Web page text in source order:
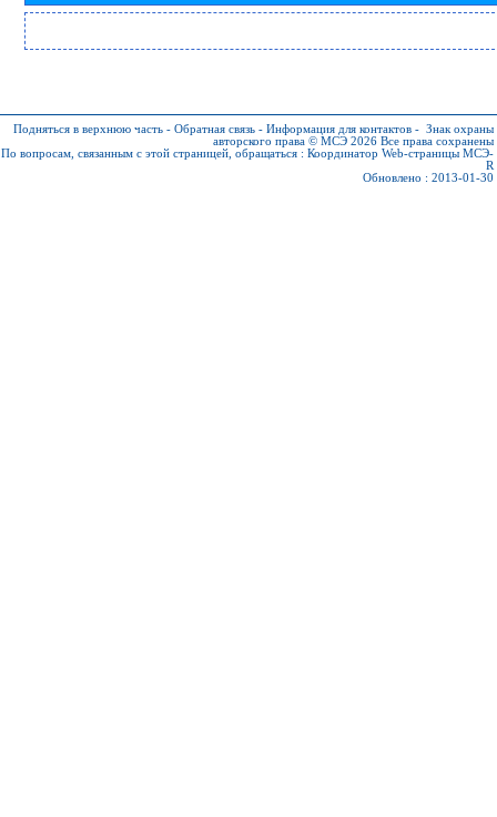
Подняться в верхнюю часть - Обратная связь - Информация для контактов - Знак охраны
авторского права © МСЭ 2026 Все права сохранены
По вопросам, связанным с этой страницей, обращаться : Координатор Web-страницы МСЭ-
R
Обновлено : 2013-01-30